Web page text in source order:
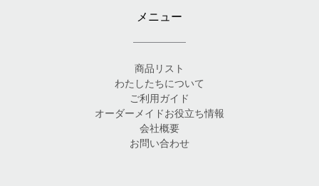
メニュー
商品リスト
わたしたちについて
ご利用ガイド
オーダーメイドお役立ち情報
会社概要
お問い合わせ